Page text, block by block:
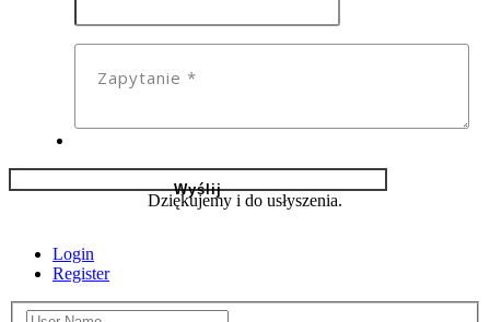
Dziękujemy i do usłyszenia.
Login
Register